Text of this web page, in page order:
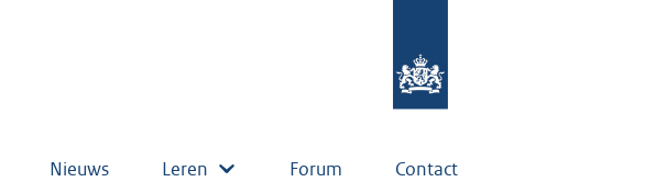
Nieuws Leren Forum Contact